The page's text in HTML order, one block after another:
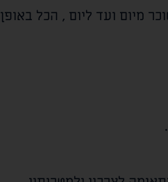
מיום ועד ליום , הכל באופן